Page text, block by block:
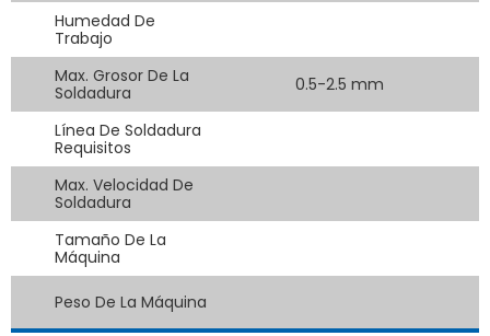
Humedad De
Trabajo
Max. Grosor De La
Soldadura
0.5-2.5 mm
Línea De Soldadura
Requisitos
Max. Velocidad De
Soldadura
Tamaño De La
Máquina
Peso De La Máquina